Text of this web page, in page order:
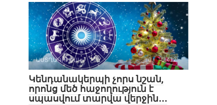
ԱՍՏՂԱԳՈՒՇԱԿ 0 472
Կենդանակերպի չորս նշան,
որոնց մեծ հաջողություն է
սպասվում տարվա վերջին․․․